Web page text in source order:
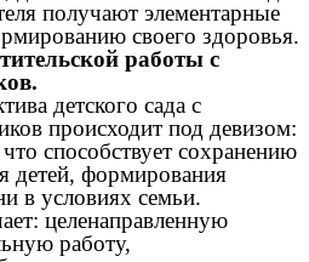
получают элементарные
своего здоровья.
работы с
детского сада с
происходит под девизом:
способствует сохранению
детей, формирования
в условиях семьи.
целенаправленную
работу,